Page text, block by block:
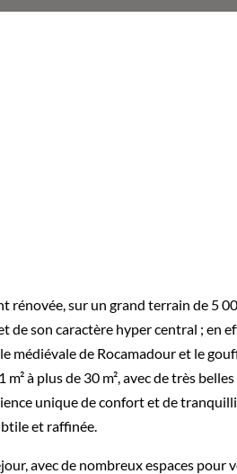
rénovée, sur un grand terrain de 5
de son caractère hyper central ; en
médiévale de Rocamadour et le
à plus de 30 m², avec de très
unique de confort et de
et raffinée.
avec de nombreux espaces